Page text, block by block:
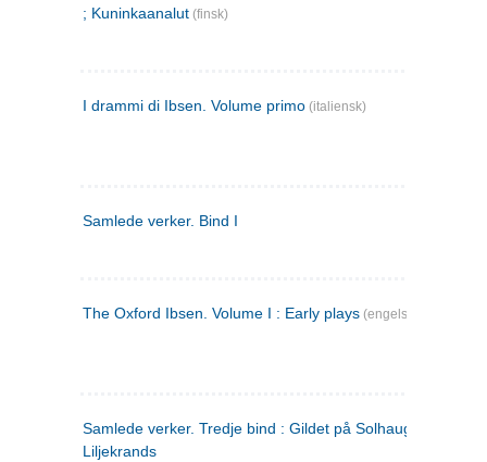
; Kuninkaanalut (finsk)
I drammi di Ibsen. Volume primo (italiensk)
Samlede verker. Bind I
The Oxford Ibsen. Volume I : Early plays (engelsk)
Samlede verker. Tredje bind : Gildet på Solhaug ; Olaf
Liljekrands